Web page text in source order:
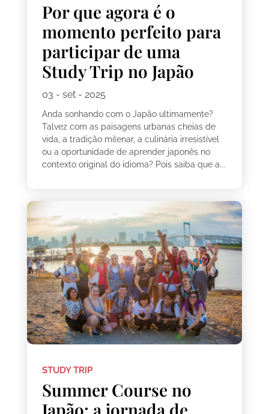
Por que agora é o
momento perfeito para
participar de uma
Study Trip no Japão
03 - set - 2025
Anda sonhando com o Japão ultimamente?
Talvez com as paisagens urbanas cheias de
vida, a tradição milenar, a culinária irresistível
ou a oportunidade de aprender japonês no
contexto original do idioma? Pois saiba que a...
STUDY TRIP
Summer Course no